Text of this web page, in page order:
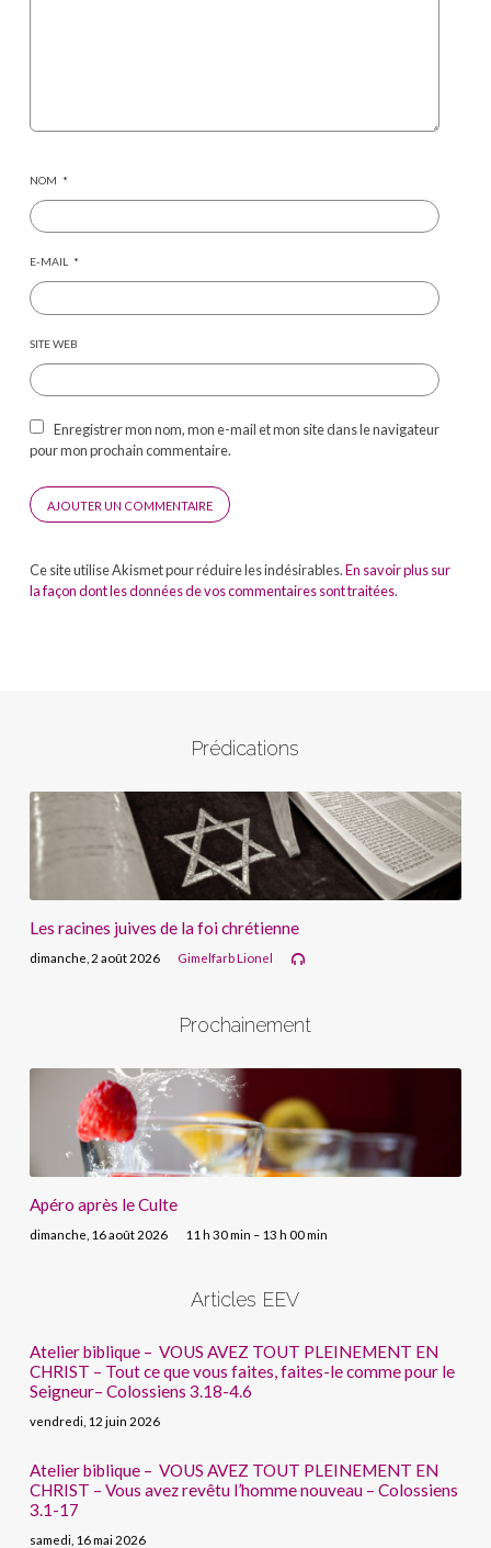
NOM *
E-MAIL *
SITE WEB
Enregistrer mon nom, mon e-mail et mon site dans le navigateur
pour mon prochain commentaire.
Ce site utilise Akismet pour réduire les indésirables.En savoir plus sur
la façon dont les données de vos commentaires sont traitées.
Prédications
Les racines juives de la foi chrétienne
dimanche, 2 août 2026 Gimelfarb Lionel
Prochainement
Apéro après le Culte
dimanche, 16 août 2026 11 h 30 min – 13 h 00 min
Articles EEV
Atelier biblique – VOUS AVEZ TOUT PLEINEMENT EN
CHRIST – Tout ce que vous faites, faites-le comme pour le
Seigneur– Colossiens 3.18-4.6
vendredi, 12 juin 2026
Atelier biblique – VOUS AVEZ TOUT PLEINEMENT EN
CHRIST – Vous avez revêtu l’homme nouveau – Colossiens
3.1-17
samedi, 16 mai 2026